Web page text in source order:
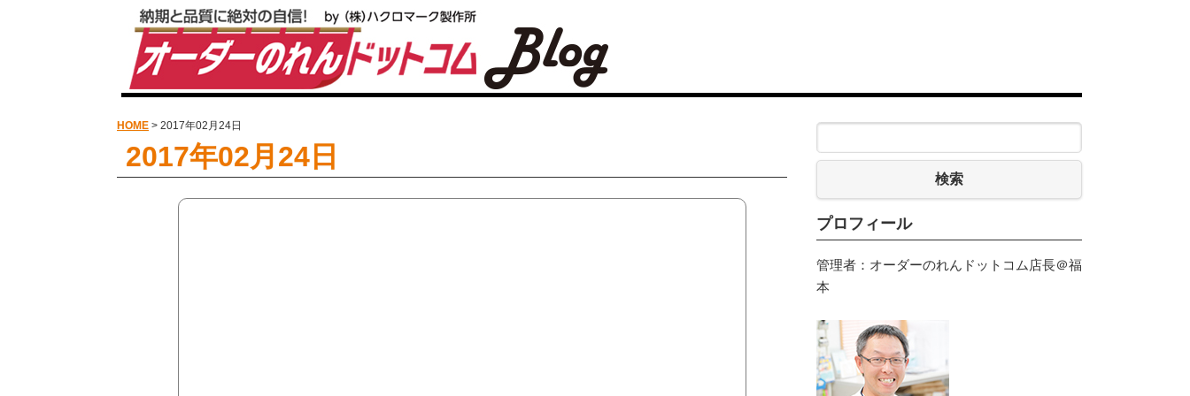
HOME > 2017年02月24日
2017年02月24日
検索
プロフィール
管理者：オーダーのれんドットコム店長＠福
本